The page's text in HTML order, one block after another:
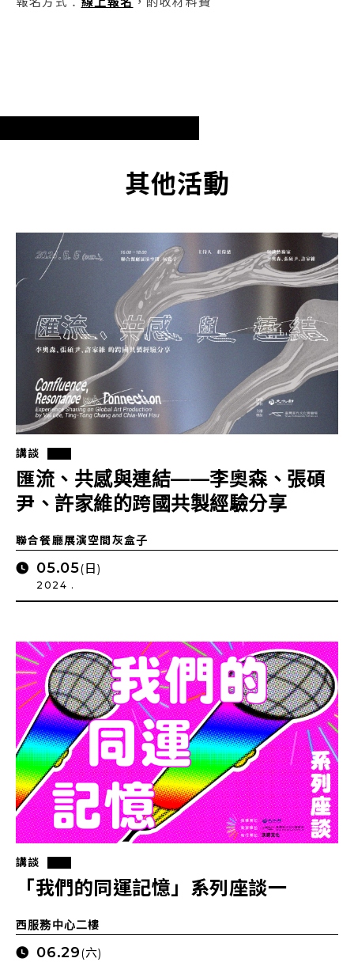
其他活動
講談
匯流、共感與連結——李奧森、張碩
尹、許家維的跨國共製經驗分享
聯合餐廳展演空間灰盒子
05.05(日)
2024 .
講談
「我們的同運記憶」系列座談一
西服務中心二樓
06.29(六)